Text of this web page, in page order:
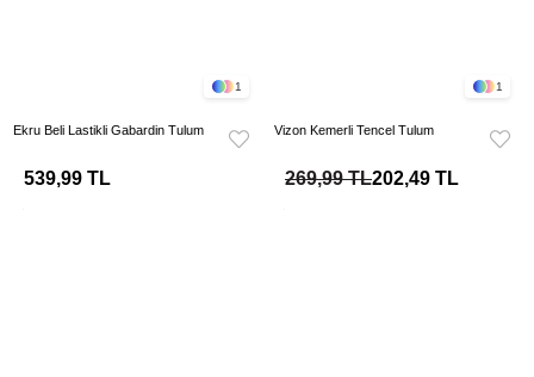
1
Ekru Beli Lastikli Gabardin Tulum
539,99 TL
1
Vizon Kemerli Tencel Tulum
202,49 TL
269,99 TL